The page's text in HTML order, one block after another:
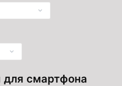
смартфона